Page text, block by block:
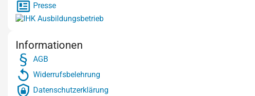
Presse
Informationen
AGB
Widerrufsbelehrung
Datenschutzerklärung